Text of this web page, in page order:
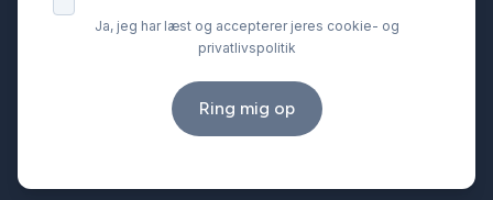
Ja, jeg har læst og accepterer jeres cookie- og
privatlivspolitik
Ring mig op